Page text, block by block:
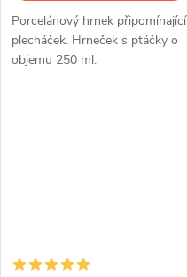
Porcelánový hrnek připomínající
plecháček. Hrneček s ptáčky o
objemu 250 ml.